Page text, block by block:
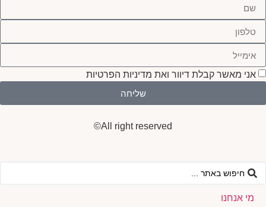
אני מאשר קבלת דיוור ואת מדיניות הפרטיות
שליחה
All right reserved©
מי אנחנו